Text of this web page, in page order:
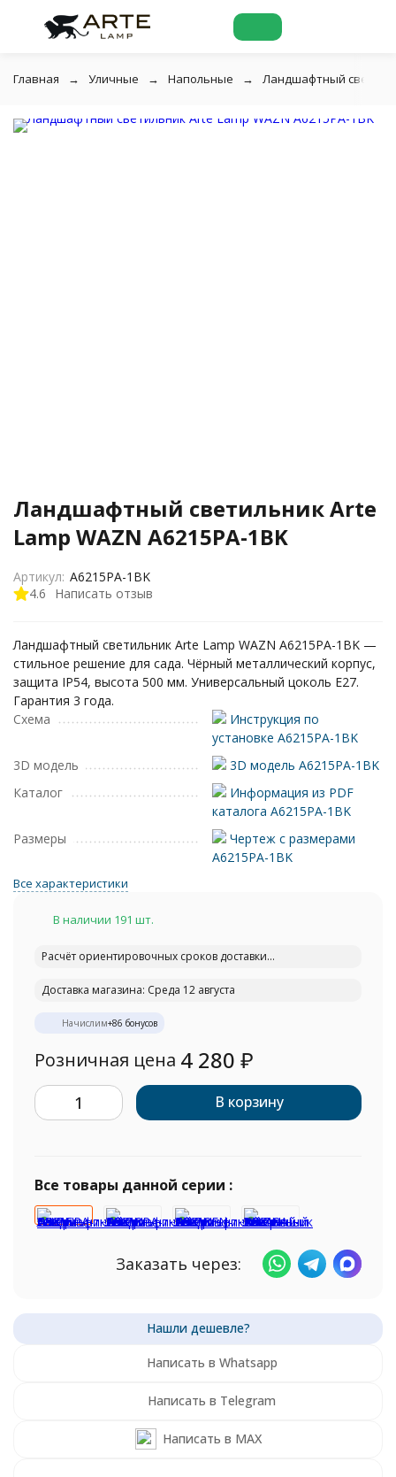
Главная Уличные Напольные Ландшафтный
Ландшафтный светильник Arte
Lamp WAZN A6215PA-1BK
4.6 Написать отзыв
Артикул: A6215PA-1BK
Ландшафтный светильник Arte Lamp WAZN A6215PA-1BK —
стильное решение для сада. Чёрный металлический корпус,
защита IP54, высота 500 мм. Универсальный цоколь E27.
Гарантия 3 года.
Схема
Инструкция по
установке A6215PA-1BK
3D модель
3D модель A6215PA-1BK
Каталог
Информация из PDF
каталога A6215PA-1BK
Размеры
Чертеж с размерами
A6215PA-1BK
Все характеристики
В наличии 191 шт.
Расчёт ориентировочных сроков доставки...
Доставка магазина: Среда 12 августа
Начислим+86 бонусов
Розничная цена 4 280 ₽
В корзину
Все товары данной серии :
Заказать через:
Написать в Whatsapp
Написать в Telegram
Написать в MAX